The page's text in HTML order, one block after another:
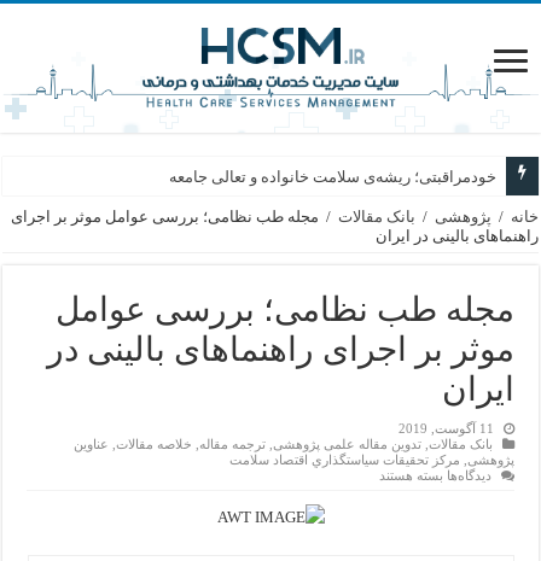
خودمراقبتی؛ ریشه‌ی سلامت خانواده و تعالی جامعه
خانه / پژوهشی / بانک مقالات / مجله طب نظامی؛ بررسی عوامل موثر بر اجرای
راهنماهای بالینی در ایران
مجله طب نظامی؛ بررسی عوامل
موثر بر اجرای راهنماهای بالینی در
ایران
11 آگوست, 2019
بانک مقالات ,تدوین مقاله علمی پژوهشی ,ترجمه مقاله خلاصه مقالات عناوین
پژوهشی
مركز تحقيقات سياستگذاري اقتصاد سلامت
دیدگاه‌ها برای
بسته هستند